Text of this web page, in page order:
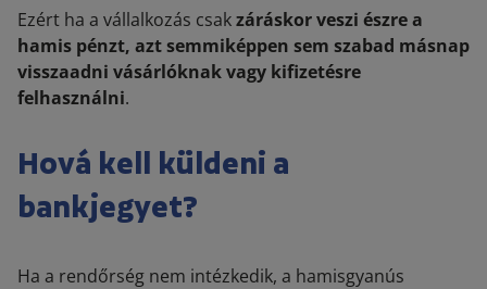
Ezért ha a vállalkozás csakzáráskor veszi észre a
hamis pénzt, azt semmiképpen sem szabad másnap
visszaadni vásárlóknak vagy kifizetésre
felhasználni.
Hová kell küldeni a
bankjegyet?
Ha a rendőrség nem intézkedik, a hamisgyanús